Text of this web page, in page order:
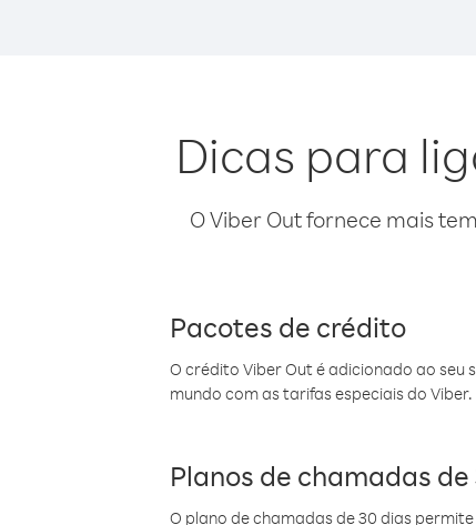
Dicas para
O Viber Out fornece mais
Pacotes de crédito
O crédito Viber Out é adicionado ao seu
mundo com as tarifas especiais do Viber.
Planos de chamadas de
O plano de chamadas de 30 dias